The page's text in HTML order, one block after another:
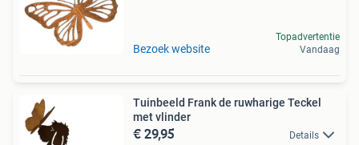
Bezoek website
Topadvertentie
Vandaag
Tuinbeeld Frank de ruwharige Teckel
met vlinder
€ 29,95 Details